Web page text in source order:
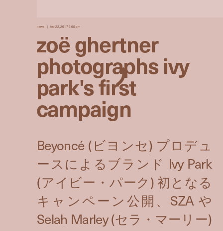
news feb 22, 2017 3:00 pm
zoë ghertner
photographs ivy
park's first
campaign